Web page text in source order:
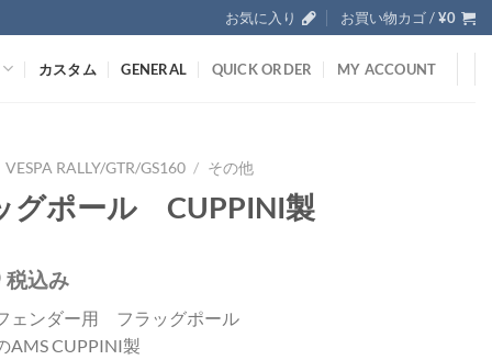
お気に入り お買い物カゴ /¥0
カスタム GENERAL QUICK ORDER MY ACCOUNT
VESPA RALLY/GTR/GS160 / その他
グポール CUPPINI製
税込み
ェンダー用 フラッグポール
AMS CUPPINI製